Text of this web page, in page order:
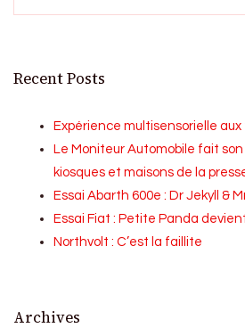
Recent Posts
Expérience multisensorielle aux
Le Moniteur Automobile fait
kiosques et maisons de la
Essai Abarth 600e : Dr Jekyll &
Essai Fiat : Petite Panda
Northvolt : C’est la faillite
Archives